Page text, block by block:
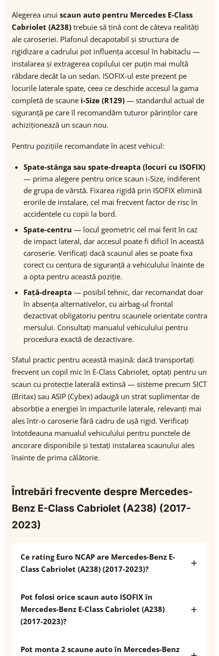
Alegerea unui scaun auto pentru Mercedes E-Class
Cabriolet (A238) trebuie să țină cont de câteva realități
ale caroseriei. Plafonul decapotabil și structura de
rigidizare a cadrului pot influența accesul în habitaclu —
instalarea și extragerea copilului cer puțin mai multă
răbdare decât la un sedan. ISOFIX-ul este prezent pe
locurile laterale spate, ceea ce deschide accesul la gama
completă de scaune i-Size (R129) — standardul actual de
siguranță pe care îl recomandăm tuturor părinților care
achiziționează un scaun nou.
Pentru pozițiile recomandate în acest vehicul:
Spate-stânga sau spate-dreapta (locuri cu ISOFIX)
— prima alegere pentru orice scaun i-Size, indiferent
de grupa de vârstă. Fixarea rigidă prin ISOFIX elimină
erorile de instalare, cel mai frecvent factor de risc în
accidentele cu copii la bord.
Spate-centru — locul geometric cel mai ferit în caz
de impact lateral, dar accesul poate fi dificil în această
caroserie. Verificați dacă scaunul ales se poate fixa
corect cu centura de siguranță a vehiculului înainte de
a opta pentru această poziție.
Față-dreapta — posibil tehnic, dar recomandat doar
în absența alternativelor, cu airbag-ul frontal
dezactivat obligatoriu pentru scaunele orientate contra
mersului. Consultați manualul vehiculului pentru
procedura exactă de dezactivare.
Sfatul practic pentru această mașină: dacă transportați
frecvent un copil mic în E-Class Cabriolet, optați pentru un
scaun cu protecție laterală extinsă — sisteme precum SICT
(Britax) sau ASIP (Cybex) adaugă un strat suplimentar de
absorbție a energiei în impacturile laterale, relevanți mai
ales într-o caroserie fără cadru de ușă rigid. Verificați
întotdeauna manualul vehiculului pentru punctele de
ancorare disponibile și testați instalarea scaunului ales
înainte de prima călătorie.
Întrebări frecvente despre Mercedes-
Benz E-Class Cabriolet (A238) (2017-
2023)
Ce rating Euro NCAP are Mercedes-Benz E-
Class Cabriolet (A238) (2017-2023)?
Pot folosi orice scaun auto ISOFIX în
Mercedes-Benz E-Class Cabriolet (A238)
(2017-2023)?
Pot monta 2 scaune auto în Mercedes-Benz